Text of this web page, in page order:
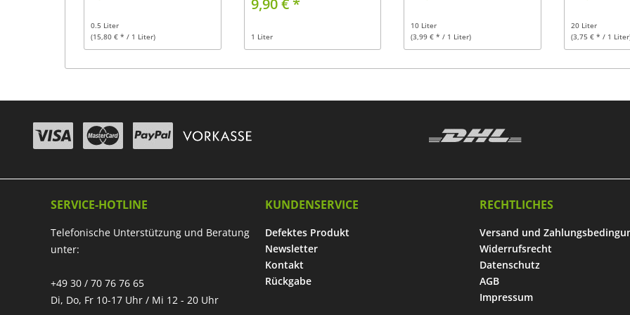
0.5 Liter
(15,80 € * / 1 Liter)
1 Liter
10 Liter
(3,99 € * / 1 Liter)
20 Liter
(3,75 € * / 1
SERVICE-HOTLINE
Telefonische Unterstützung und Beratung
unter:
+49 30 / 70 76 76 65
Di, Do, Fr 10-17 Uhr / Mi 12 - 20 Uhr
KUNDENSERVICE
Defektes Produkt
Newsletter
Kontakt
Rückgabe
RECHTLICHES
Versand und
Widerrufsrecht
Datenschutz
AGB
Impressum